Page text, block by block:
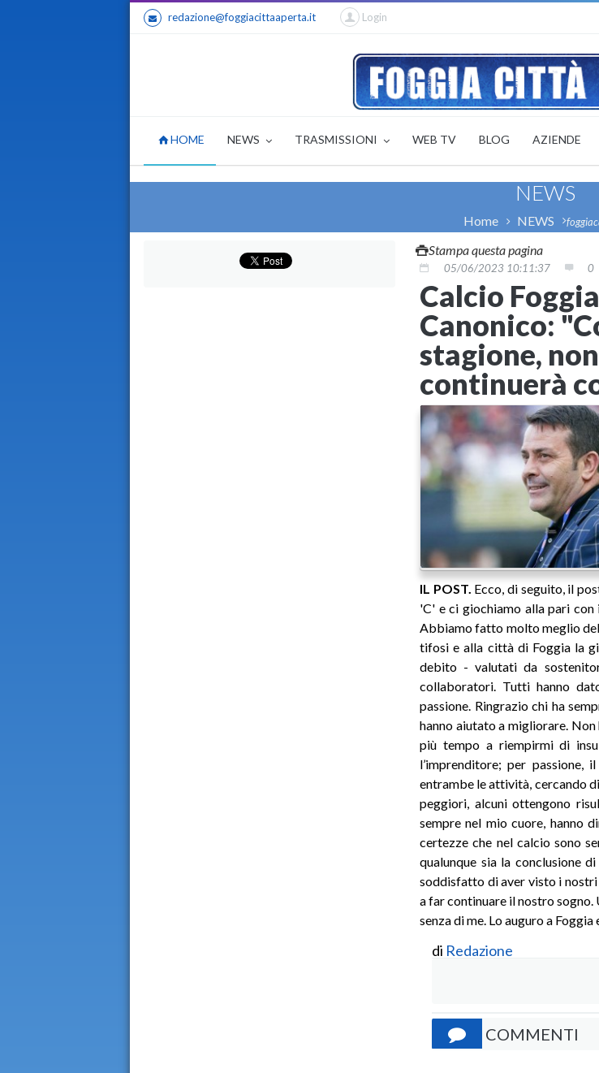
redazione@foggiacittaaperta.it Login
HOME NEWS TRASMISSIONI WEB TV BLOG AZIENDE
NEWS
Home NEWS
Stampa questa pagina
05/06/2023 10:11:37 0
Calcio
Canonico:
stagione,
continuerà
IL POST. Ecco, di seguito, il
'C' e ci giochiamo alla pari con
Abbiamo fatto molto meglio
tifosi e alla città di Foggia la
debito - valutati da
collaboratori. Tutti hanno
passione. Ringrazio chi ha
hanno aiutato a migliorare.
più tempo a riempirmi di
l’imprenditore; per
entrambe le attività, cercando
peggiori, alcuni ottengono
sempre nel mio cuore, hanno
certezze che nel calcio sono
qualunque sia la conclusione
soddisfatto di aver visto i
a far continuare il nostro sogno.
senza di me. Lo auguro a
di Redazione
COMMENTI